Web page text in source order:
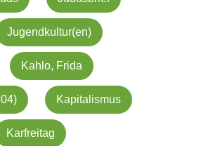
Jugendkultur(en)
Kahlo, Frida
Kapitalismus
Karfreitag